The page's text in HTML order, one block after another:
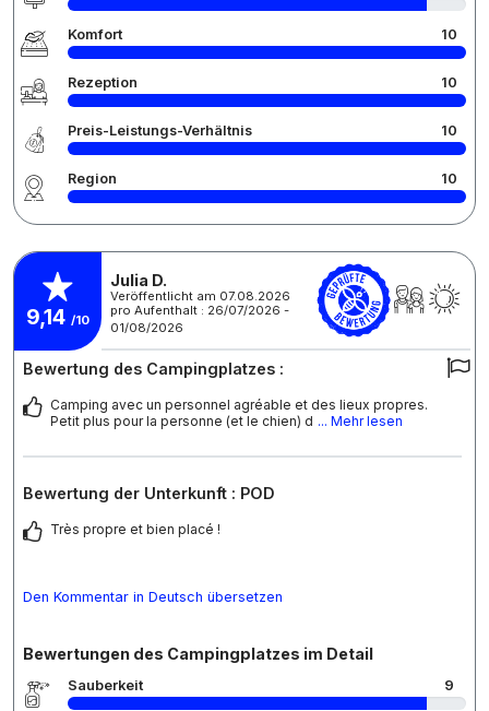
Komfort 10
Rezeption 10
Preis-Leistungs-Verhältnis 10
Region 10
9,14 /10
Julia D.
Veröffentlicht am 07.08.2026
pro Aufenthalt : 26/07/2026 -
01/08/2026
Bewertung des Campingplatzes :
Camping avec un personnel agréable et des lieux propres.
Petit plus pour la personne (et le chien) d ... Mehr lesen
Bewertung der Unterkunft : POD
Très propre et bien placé !
Den Kommentar in Deutsch übersetzen
Bewertungen des Campingplatzes im Detail
Sauberkeit 9